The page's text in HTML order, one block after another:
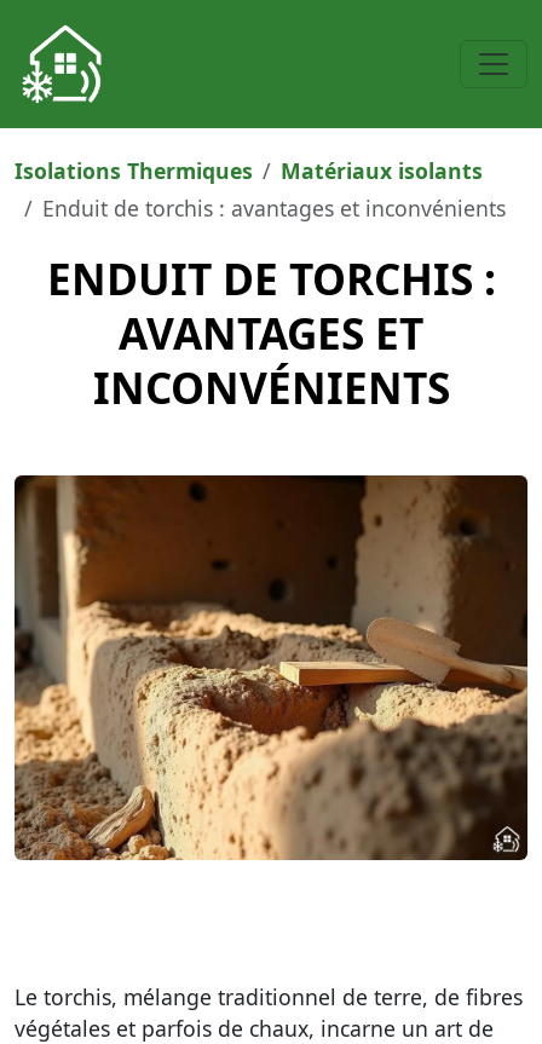
Isolations Thermiques
Matériaux isolants
Enduit de torchis : avantages et inconvénients
ENDUIT DE TORCHIS :
AVANTAGES ET
INCONVÉNIENTS
Le torchis, mélange traditionnel de terre, de fibres
végétales et parfois de chaux, incarne un art de